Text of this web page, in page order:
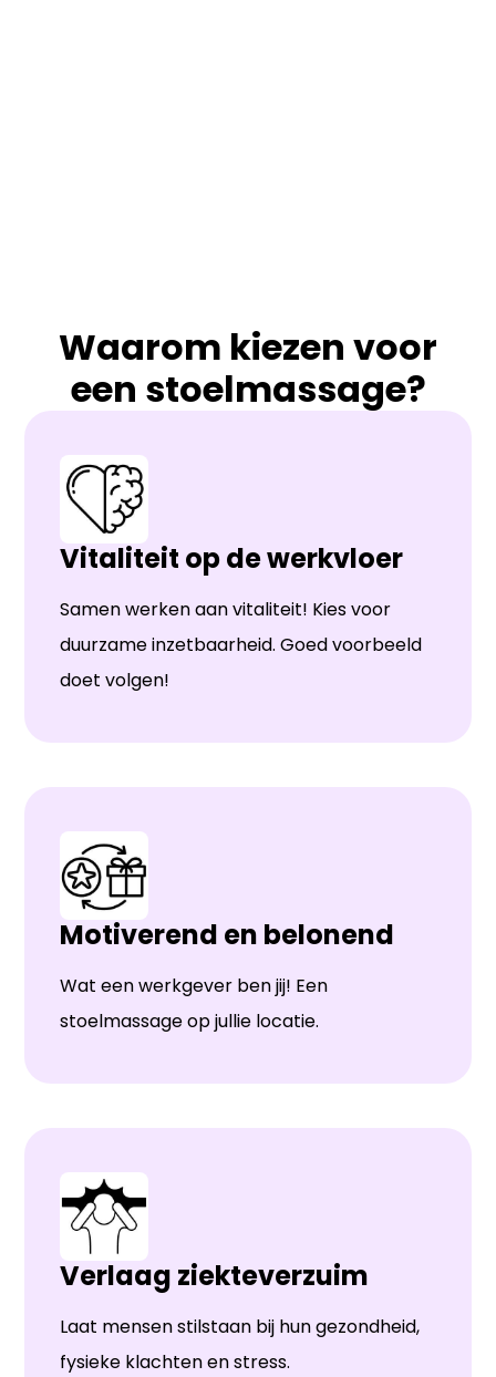
Waarom kiezen voor
een stoelmassage?
Vitaliteit op de werkvloer
Samen werken aan vitaliteit! Kies voor
duurzame inzetbaarheid. Goed voorbeeld
doet volgen!
Motiverend en belonend
Wat een werkgever ben jij! Een
stoelmassage op jullie locatie.
Verlaag ziekteverzuim
Laat mensen stilstaan bij hun gezondheid,
fysieke klachten en stress.